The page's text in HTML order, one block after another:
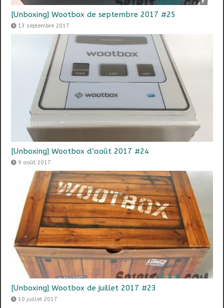
[Unboxing] Wootbox de septembre 2017 #25
13 septembre 2017
[Unboxing] Wootbox d’août 2017 #24
9 août 2017
[Unboxing] Wootbox de juillet 2017 #23
10 juillet 2017